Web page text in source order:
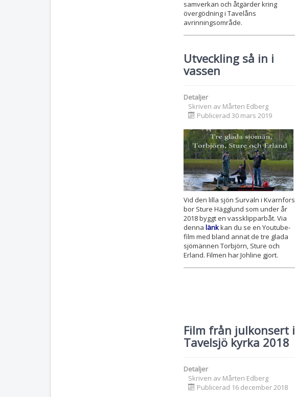
samverkan och åtgärder kring
övergödning i Tavelåns
avrinningsområde.
Utveckling så in i
vassen
Detaljer
Skriven av Mårten Edberg
Publicerad 30 mars 2019
Vid den lilla sjön Survaln i Kvarnfors
bor Sture Hägglund som under år
2018 byggt en vassklipparbåt. Via
denna länkkan du se en Youtube-
film med bland annat de tre glada
sjömännen Torbjörn, Sture och
Erland. Filmen har Johline gjort.
Film från julkonsert i
Tavelsjö kyrka 2018
Detaljer
Skriven av Mårten Edberg
Publicerad 16 december 2018